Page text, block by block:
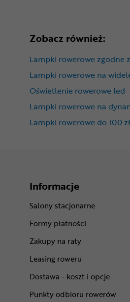
Zobacz również:
Lampki rowerowe zgodne
Lampki rowerowe na
Oświetlenie rowerowe led
Lampki rowerowe na
Lampki rowerowe do 100 zł
Informacje
Salony stacjonarne
Formy płatności
Zakupy na raty
Leasing roweru
Dostawa - koszt i opcje
Punkty odbioru rowerów